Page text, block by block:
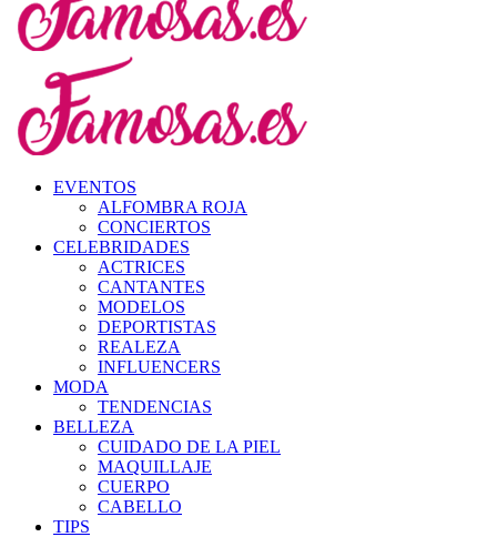
EVENTOS
ALFOMBRA ROJA
CONCIERTOS
CELEBRIDADES
ACTRICES
CANTANTES
MODELOS
DEPORTISTAS
REALEZA
INFLUENCERS
MODA
TENDENCIAS
BELLEZA
CUIDADO DE LA PIEL
MAQUILLAJE
CUERPO
CABELLO
TIPS